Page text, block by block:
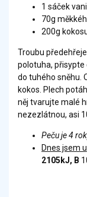
1 sáček
70g
200g
Troubu
polotuha, přisypte
do tuhého sněhu.
kokos. Plech
něj tvarujte malé
nezezlátnou, asi
Peču je 4
Dnes jsem
2105kJ, B